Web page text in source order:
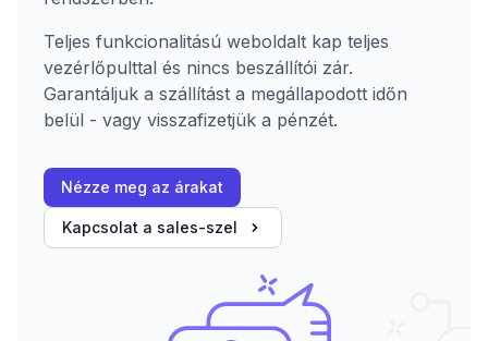
Teljes funkcionalitású weboldalt kap teljes
vezérlőpulttal és nincs beszállítói zár.
Garantáljuk a szállítást a megállapodott időn
belül - vagy visszafizetjük a pénzét.
Nézze meg az árakat
Kapcsolat a sales-szel